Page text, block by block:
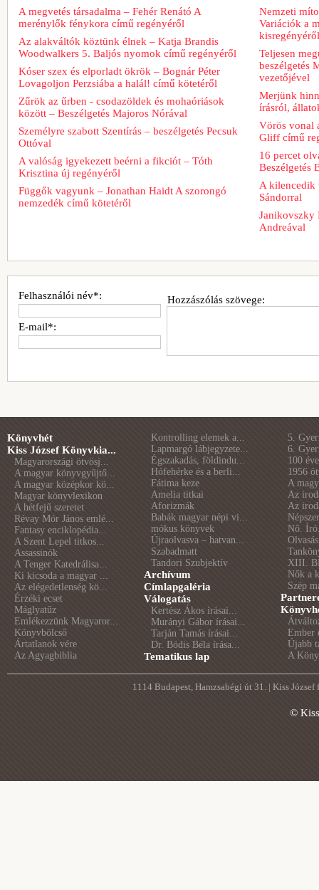
A megvetés társadalma – Fehér Renátó A
merénylők fénykora című regényéről
Az alakváltók köztünk élnek – Katja Brandis
Woodwalkers 5. Baljós nyomok című regényéről
Kóser szex és elporladt ökrök – Bognár Péter
Lovagoljon Perzsiába a halál! című kötetéről
Zűrök az űrben - csodazöldek és mohaóriások
között – Beszélgetés Majoros Nórával
Személyre szabott Szentírás – beszélgetés Pecsuk
Ottóval
A valóság igyekezett beérni a fikciót – Tóth
Krisztina új regényéről
Függők vagyunk – Jonathan Haidt A szorongó
nemzedék című kötetéről
Nemzeti
Variációk a
kisregényéről
Teljesen
beszélgetés
vezetőjével
Merjünk
írásról,
Vörös vonal
Gliff című
16 percet
Beszélgetés
A kilencedik
Sándorral
Janikovszky
Andreával
Hozzászólás szövege:
Felhasználói név*:
E-mail*:
Könyvhét
Kiss József Könyvkia...
Magyarországi ötvösj...
A magyar könyvgyűjtő...
A magyar középkor kö...
Magyar könyvlexikon
A hétfejű szeretet
Révay Mór János emlé...
Fantasy enciklopédia...
A Szent Lepel titkos...
Assassinók
A Tenger Katedrálisa...
Ki kicsoda a magyar ...
Az elégedetlenség kö...
Érzéki ecset
Máglyatűz
Emlékezzünk Magyaror...
Könyvbölcső
Ártatlanok vére
Az Agyagbiblia
Kontrolling elemek a...
Lapmargó lábjegyzete...
Égszakadás, földindu...
Hófehérke és a berli...
Fátima keze
Amelia titkai
Aforizmák
Babák magyar népi vi...
mókus könyvek
Újraolvasva – hatvan...
Szabadmatt
Tandori Szubjektív
Archívum
Címlapgaléria
Válogatás
Kertész Ákos írásai...
Murányi Gábor írásai...
Tarján Tamás írásai...
Dr. Bódis Béla írása...
Tematikus lap
5.
6.
100
1956
A
Az
Az
Nő.
XIII.
Nők a
Szép
Ember
Újabb
A
1114 Budapest, Hamzsabégi út 31. | Kiss
©